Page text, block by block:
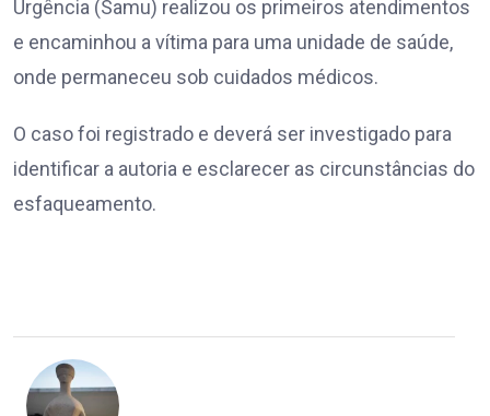
Urgência (Samu) realizou os primeiros atendimentos
e encaminhou a vítima para uma unidade de saúde,
onde permaneceu sob cuidados médicos.
O caso foi registrado e deverá ser investigado para
identificar a autoria e esclarecer as circunstâncias do
esfaqueamento.